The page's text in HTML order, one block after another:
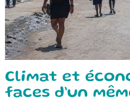
Climat et
faces d’un